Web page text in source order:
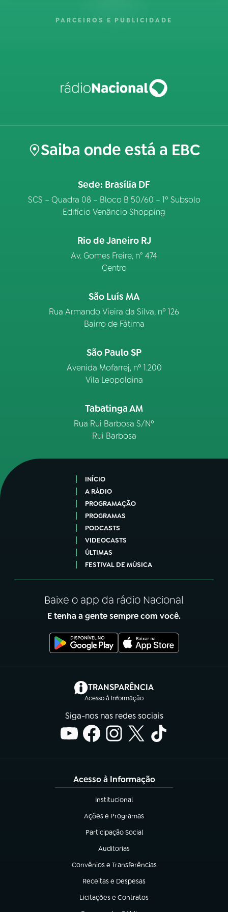
PARCEIROS E PUBLICIDADE
Saiba onde está a EBC
Sede: Brasília DF
SCS – Quadra 08 – Bloco B 50/60 – 1º Subsolo
Edifício Venâncio Shopping
Rio de Janeiro RJ
Av. Gomes Freire, n° 474
Centro
São Luís MA
Rua Armando Vieira da Silva, nº 126
Bairro de Fátima
São Paulo SP
Avenida Mofarrej, nº 1.200
Vila Leopoldina
Tabatinga AM
Rua Rui Barbosa S/Nº
Rui Barbosa
INÍCIO
A RÁDIO
PROGRAMAÇÃO
PROGRAMAS
PODCASTS
VIDEOCASTS
ÚLTIMAS
FESTIVAL DE MÚSICA
Baixe o app da rádio Nacional
E tenha a gente sempre com você.
TRANSPARÊNCIA
Acesso à Informação
(abre em nova aba)
Siga-nos nas redes sociais
Acesso à Informação
Institucional
(abre em nova aba)
Ações e Programas
(abre em nova aba)
Participação Social
(abre em nova aba)
Auditorias
(abre em nova aba)
Convênios e Transferências
(abre em nova aba)
Receitas e Despesas
(abre em nova aba)
Licitações e Contratos
(abre em nova aba)